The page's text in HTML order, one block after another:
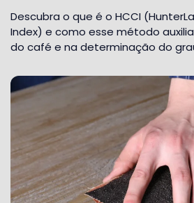
Descubra o que é o HCCI
Index) e como esse método
do café e na determinação do